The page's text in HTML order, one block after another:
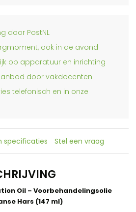
door PostNL
ook in de avond
op apparatuur en inrichting
door vakdocenten
telefonisch en in onze
specificaties Stel een vraag
Oil – Voorbehandelingsolie
Hars (147 ml)